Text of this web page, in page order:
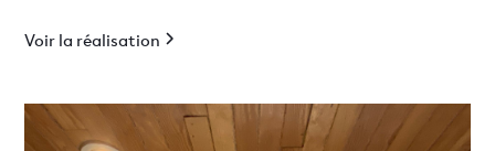
Voir la réalisation